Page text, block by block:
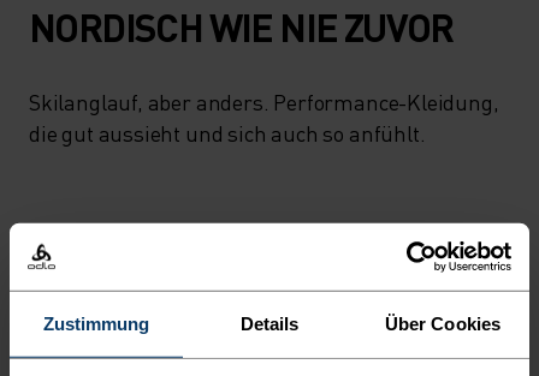
Zustimmung Details Über Cookies
NORDISCH WIE NIE ZUVOR
Skilanglauf, aber anders. Performance-Kleidung,
die gut aussieht und sich auch so anfühlt.